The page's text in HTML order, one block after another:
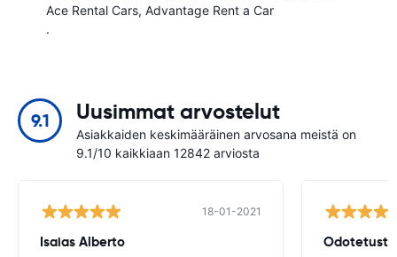
Ace Rental Cars Advantage Rent a Car
.
9.1 Uusimmat arvostelut
Asiakkaiden keskimääräinen arvosana meistä on
9.1/10 kaikkiaan 12842 arviosta
18-01-2021
Isaias Alberto Odotetusti